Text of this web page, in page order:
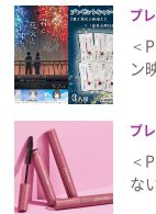
プ
＜
ン
プ
＜
な